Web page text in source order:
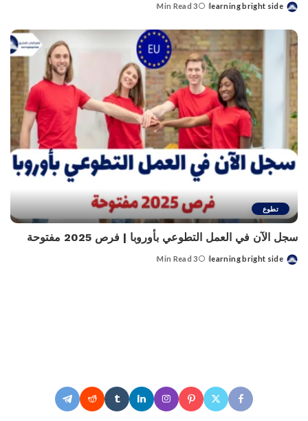
Posted
learning bright side
3 Min Read
تطوع
سجل الآن في العمل التطوعي بأوروبا | فرص 2025 مفتوحة
Posted
learning bright side
3 Min Read